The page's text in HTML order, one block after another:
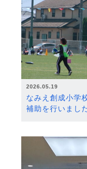
2026.05.19
なみえ創成小学
補助を行いまし